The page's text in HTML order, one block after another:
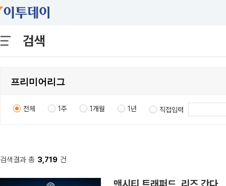
검색
전체 1주 1개월 1년 직접입력
검색결과 총 3,719 건